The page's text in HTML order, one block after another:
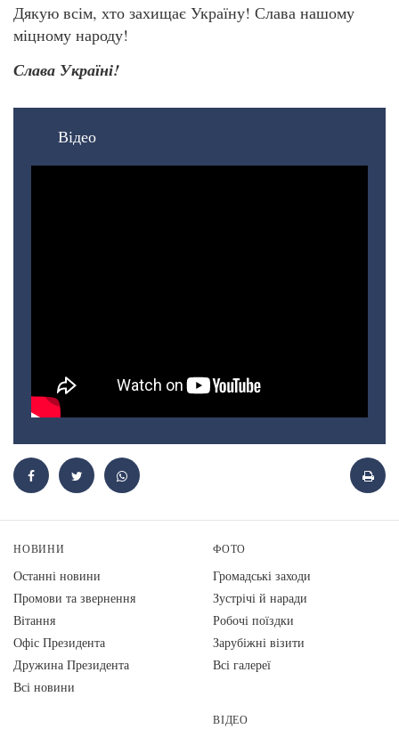
Дякую всім, хто захищає Україну! Слава нашому
міцному народу!
Слава Україні!
Відео
НОВИНИ
Останні новини
Промови та звернення
Вiтання
Офіс Президента
Дружина Президента
Всі новини
ФОТО
Громадські заходи
Зустрічі й наради
Робочі поїздки
Зарубіжні візити
Всі галереї
ВІДЕО